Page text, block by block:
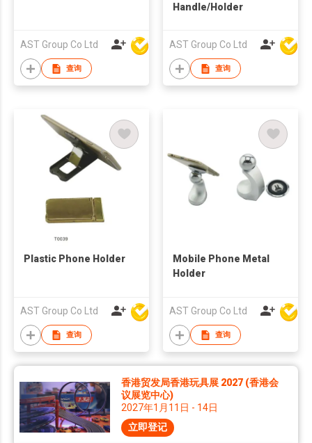
AST Group Co Ltd
查询
Handle/Holder
AST Group Co Ltd
查询
Plastic Phone Holder
AST Group Co Ltd
查询
Mobile Phone Metal
Holder
AST Group Co Ltd
查询
香港贸发局香港玩具展 2027 (香港会
议展览中心)
2027年1月11日 - 14日
立即登记